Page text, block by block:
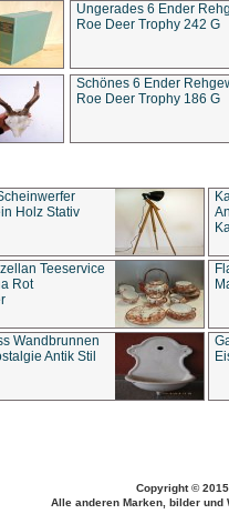
Ungerades 6 Ender
Roe Deer Trophy 242 G
Schönes 6 Ender
Roe Deer Trophy 186 G
Holz Stativ
Teeservice
Rot
Wandbrunnen
Antik Stil
Copyright ©
Alle anderen Marken, bilder und